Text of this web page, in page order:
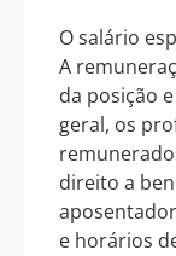
O salário
A
da posição
geral, os
direito a
e horários